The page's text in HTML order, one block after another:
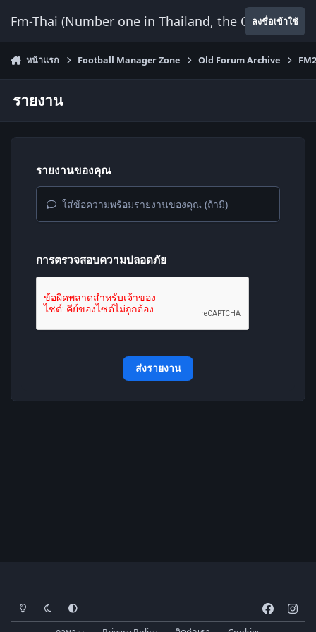
Fm-Thai (Number one in Thailand, the Onlyลงชื่อเข้าใช้
หน้าแรก Football Manager Zone Old Forum Archive
รายงาน
รายงานของคุณ
ใส่ข้อความพร้อมรายงานของคุณ (ถ้ามี)
การตรวจสอบความปลอดภัย
ส่งรายงาน
โหมดสว่างโหมดมืด การตั้งค่าระบบ
a
n